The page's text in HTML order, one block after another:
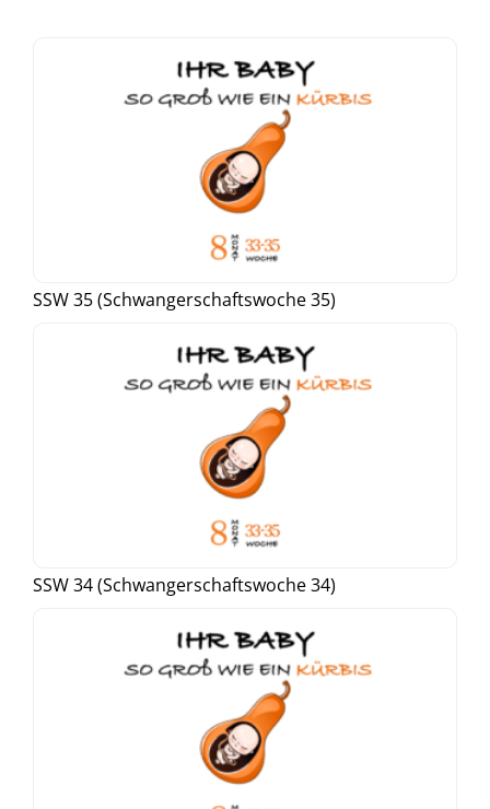
SSW 35 (Schwangerschaftswoche 35)
SSW 34 (Schwangerschaftswoche 34)